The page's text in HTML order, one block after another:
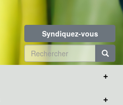
Syndiquez-vous
Formulaire
de